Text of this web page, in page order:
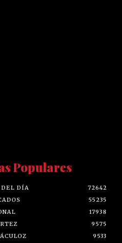
Populares
DÍA
72642
55235
17938
9575
9533